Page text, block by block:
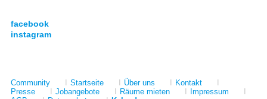
facebook
instagram
Community I Startseite I Über uns I Kontakt
I
Presse
I Jobangebote I Räume mieten I Impressum
I